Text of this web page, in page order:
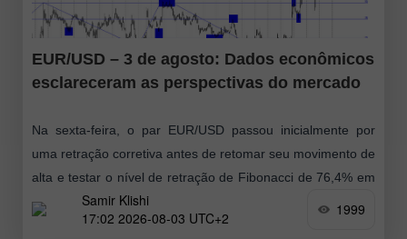
EUR/USD – 3 de agosto: Dados econômicos
esclareceram as perspectivas do mercado
Na sexta-feira, o par EUR/USD passou inicialmente por
uma retração corretiva antes de retomar seu movimento de
alta e testar o nível de retração de Fibonacci de 76,4% em
1,1551
Samir Klishi
17:02 2026-08-03 UTC+2
1999